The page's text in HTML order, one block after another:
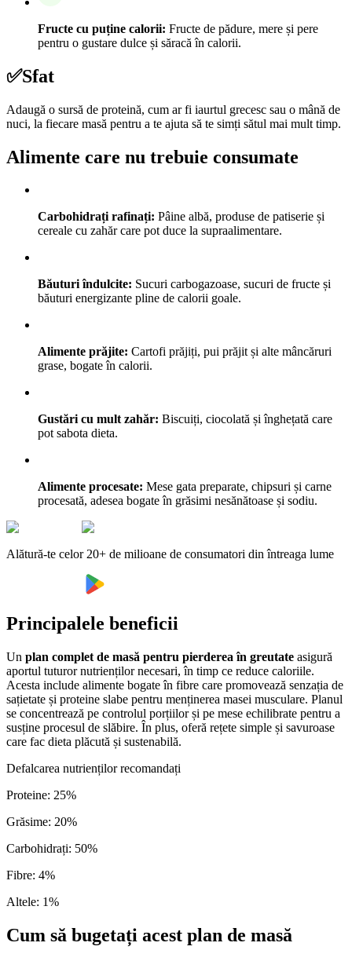
Fructe cu puține calorii: Fructe de pădure, mere și pere
pentru o gustare dulce și săracă în calorii.
✅Sfat
Adaugă o sursă de proteină, cum ar fi iaurtul grecesc sau o mână de
nuci, la fiecare masă pentru a te ajuta să te simți sătul mai mult timp.
Alimente care nu trebuie consumate
Carbohidrați rafinați: Pâine albă, produse de patiserie și
cereale cu zahăr care pot duce la supraalimentare.
Băuturi îndulcite: Sucuri carbogazoase, sucuri de fructe și
băuturi energizante pline de calorii goale.
Alimente prăjite: Cartofi prăjiți, pui prăjit și alte mâncăruri
grase, bogate în calorii.
Gustări cu mult zahăr: Biscuiți, ciocolată și înghețată care
pot sabota dieta.
Alimente procesate: Mese gata preparate, chipsuri și carne
procesată, adesea bogate în grăsimi nesănătoase și sodiu.
Alătură-te celor 20+ de milioane de consumatori din întreaga lume
Principalele beneficii
Un plan complet de masă pentru pierderea în greutate asigură
aportul tuturor nutrienților necesari, în timp ce reduce caloriile.
Acesta include alimente bogate în fibre care promovează senzația de
sațietate și proteine slabe pentru menținerea masei musculare. Planul
se concentrează pe controlul porțiilor și pe mese echilibrate pentru a
susține procesul de slăbire. În plus, oferă rețete simple și savuroase
care fac dieta plăcută și sustenabilă.
Defalcarea nutrienților recomandați
Proteine: 25%
Grăsime: 20%
Carbohidrați: 50%
Fibre: 4%
Altele: 1%
Cum să bugetați acest plan de masă